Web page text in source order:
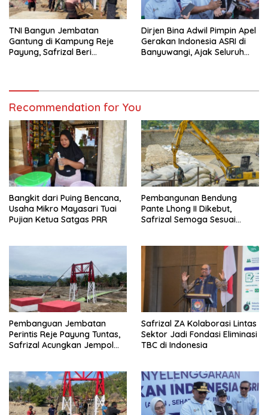
TNI Bangun Jembatan
Gantung di Kampung Reje
Payung, Safrizal Beri
Dirjen Bina Adwil Pimpin Apel
Gerakan Indonesia ASRI di
Banyuwangi, Ajak Seluruh
Recommendation for You
Bangkit dari Puing Bencana,
Usaha Mikro Mayasari Tuai
Pujian Ketua Satgas PRR
Pembangunan Bendung
Pante Lhong II Dikebut,
Safrizal Semoga Sesuai
Pembanguan Jembatan
Perintis Reje Payung Tuntas,
Safrizal Acungkan Jempol
Safrizal ZA Kolaborasi Lintas
Sektor Jadi Fondasi Eliminasi
TBC di Indonesia